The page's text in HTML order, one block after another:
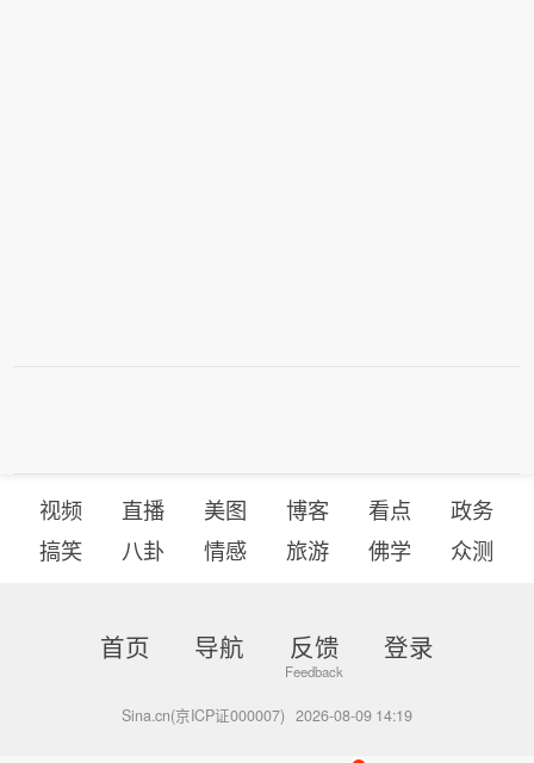
视频 直播 美图 博客 看点
政务
搞笑
八卦 情感 旅游 佛学 众测
首页 导航 反馈 登录
Sina.cn(京ICP证000007) 2026-08-09 14:19